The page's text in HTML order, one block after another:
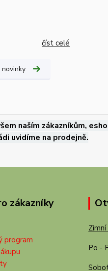
číst celé
naším zákazníkům,
uvidíme na prodejně.
zákazníky
program
Po -